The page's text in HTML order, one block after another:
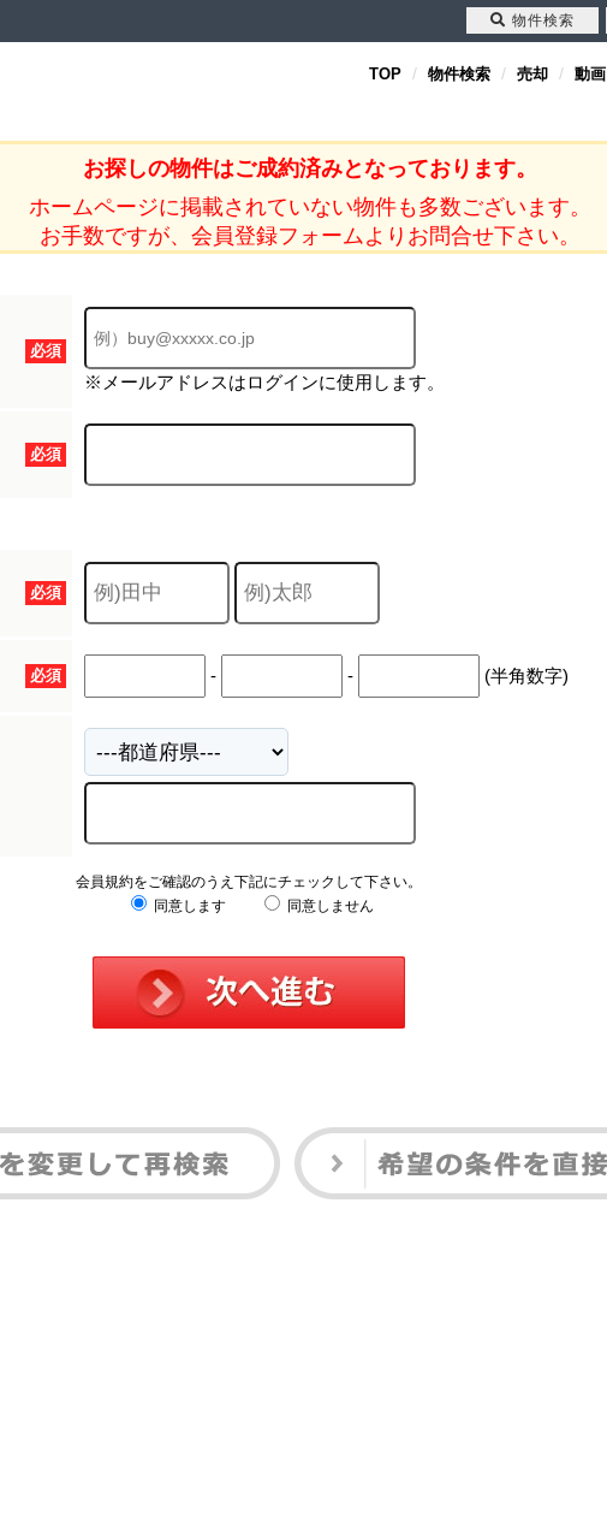
TOP 物件検索 売却 動画
お探しの物件はご成約済みとなっております。
ホームページに掲載されていない物件も多数ございます。
お手数ですが、会員登録フォームよりお問合せ下さい。
必須
※メールアドレスはログインに使用します。
必須
必須
必須 - - (半角数字)
会員規約をご確認のうえ下記にチェックして下さい。
同意します
同意しません
物件検索